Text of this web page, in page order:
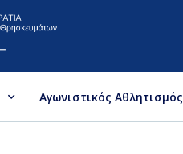
Αγωνιστικός Αθλητισμός